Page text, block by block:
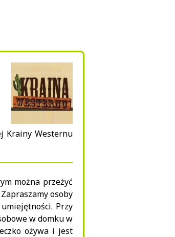
Krainy Westernu
można przeżyć
osoby
Przy
w domku w
ożywa i jest